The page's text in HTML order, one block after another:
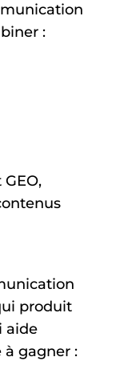
:
produit
aide
gagner :